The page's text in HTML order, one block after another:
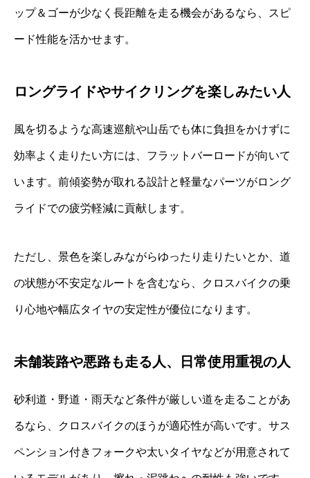
ップ＆ゴーが少なく長距離を走る機会があるなら、スピ
ード性能を活かせます。
ロングライドやサイクリングを楽しみたい人
風を切るような高速巡航や山岳でも体に負担をかけずに
効率よく走りたい方には、フラットバーロードが向いて
います。前傾姿勢が取れる設計と軽量なパーツがロング
ライドでの疲労軽減に貢献します。
ただし、景色を楽しみながらゆったり走りたいとか、道
の状態が不安定なルートを含むなら、クロスバイクの乗
り心地や幅広タイヤの安定性が優位になります。
未舗装路や悪路も走る人、日常使用重視の人
砂利道・野道・雨天など条件が厳しい道を走ることがあ
るなら、クロスバイクのほうが適応性が高いです。サス
ペンション付きフォークや太いタイヤなどが用意されて